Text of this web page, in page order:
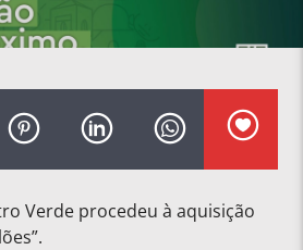
Verde procedeu à aquisição